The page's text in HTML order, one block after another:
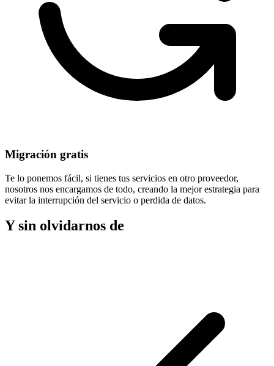
Migración gratis
Te lo ponemos fácil, si tienes tus servicios en otro proveedor,
nosotros nos encargamos de todo, creando la mejor estrategia para
evitar la interrupción del servicio o perdida de datos.
Y sin olvidarnos de